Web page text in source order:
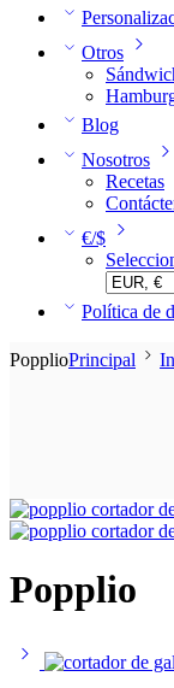
Otros
Blog
Nosotros
Recetas
€/$
Política de
PopplioPrincipal
Popplio